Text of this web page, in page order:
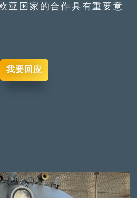
亚国家的合作具有重要意
我要回应